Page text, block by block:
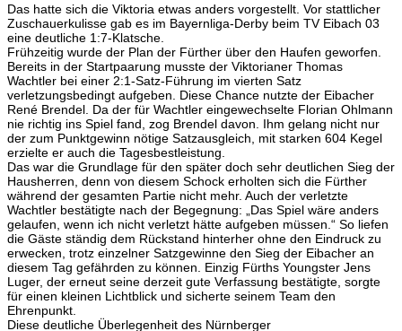
Das hatte sich die Viktoria etwas anders vorgestellt. Vor stattlicher
Zuschauerkulisse gab es im Bayernliga-Derby beim TV Eibach 03
eine deutliche 1:7-Klatsche.
Frühzeitig wurde der Plan der Fürther über den Haufen geworfen.
Bereits in der Startpaarung musste der Viktorianer Thomas
Wachtler bei einer 2:1-Satz-Führung im vierten Satz
verletzungsbedingt aufgeben. Diese Chance nutzte der Eibacher
René Brendel. Da der für Wachtler eingewechselte Florian Ohlmann
nie richtig ins Spiel fand, zog Brendel davon. Ihm gelang nicht nur
der zum Punktgewinn nötige Satzausgleich, mit starken 604 Kegel
erzielte er auch die Tagesbestleistung.
Das war die Grundlage für den später doch sehr deutlichen Sieg der
Hausherren, denn von diesem Schock erholten sich die Fürther
während der gesamten Partie nicht mehr. Auch der verletzte
Wachtler bestätigte nach der Begegnung: „Das Spiel wäre anders
gelaufen, wenn ich nicht verletzt hätte aufgeben müssen.“ So liefen
die Gäste ständig dem Rückstand hinterher ohne den Eindruck zu
erwecken, trotz einzelner Satzgewinne den Sieg der Eibacher an
diesem Tag gefährden zu können. Einzig Fürths Youngster Jens
Luger, der erneut seine derzeit gute Verfassung bestätigte, sorgte
für einen kleinen Lichtblick und sicherte seinem Team den
Ehrenpunkt.
Diese deutliche Überlegenheit des Nürnberger